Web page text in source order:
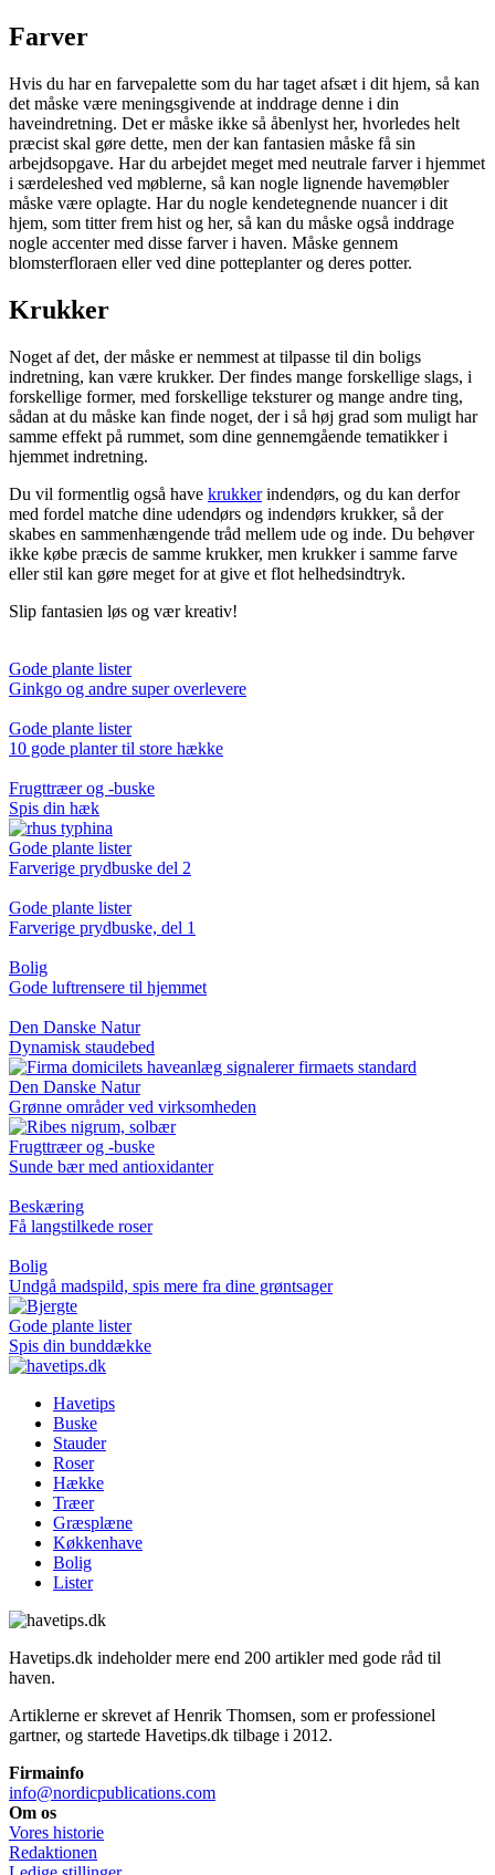
Farver
Hvis du har en farvepalette som du har taget afsæt i dit hjem, så kan
det måske være meningsgivende at inddrage denne i din
haveindretning. Det er måske ikke så åbenlyst her, hvorledes helt
præcist skal gøre dette, men der kan fantasien måske få sin
arbejdsopgave. Har du arbejdet meget med neutrale farver i hjemmet
i særdeleshed ved møblerne, så kan nogle lignende havemøbler
måske være oplagte. Har du nogle kendetegnende nuancer i dit
hjem, som titter frem hist og her, så kan du måske også inddrage
nogle accenter med disse farver i haven. Måske gennem
blomsterfloraen eller ved dine potteplanter og deres potter.
Krukker
Noget af det, der måske er nemmest at tilpasse til din boligs
indretning, kan være krukker. Der findes mange forskellige slags, i
forskellige former, med forskellige teksturer og mange andre ting,
sådan at du måske kan finde noget, der i så høj grad som muligt har
samme effekt på rummet, som dine gennemgående tematikker i
hjemmet indretning.
Du vil formentlig også have krukkerindendørs, og du kan derfor
med fordel matche dine udendørs og indendørs krukker, så der
skabes en sammenhængende tråd mellem ude og inde. Du behøver
ikke købe præcis de samme krukker, men krukker i samme farve
eller stil kan gøre meget for at give et flot helhedsindtryk.
Slip fantasien løs og vær kreativ!
Gode plante lister
Ginkgo og andre super overlevere
Gode plante lister
10 gode planter til store hække
Frugttræer og -buske
Spis din hæk
Gode plante lister
Farverige prydbuske del 2
Gode plante lister
Farverige prydbuske, del 1
Bolig
Gode luftrensere til hjemmet
Den Danske Natur
Dynamisk staudebed
Den Danske Natur
Grønne områder ved virksomheden
Frugttræer og -buske
Sunde bær med antioxidanter
Beskæring
Få langstilkede roser
Bolig
Undgå madspild, spis mere fra dine grøntsager
Gode plante lister
Spis din bunddække
Havetips
Buske
Stauder
Roser
Hække
Træer
Græsplæne
Køkkenhave
Bolig
Lister
Havetips.dk indeholder mere end 200 artikler med gode råd til
haven.
Artiklerne er skrevet af Henrik Thomsen, som er professionel
gartner, og startede Havetips.dk tilbage i 2012.
Firmainfo
info@nordicpublications.com
Om os
Vores historie
Redaktionen